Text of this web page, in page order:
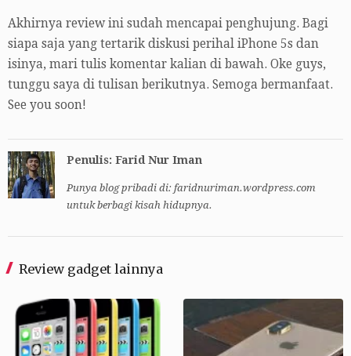
Akhirnya review ini sudah mencapai penghujung. Bagi
siapa saja yang tertarik diskusi perihal iPhone 5s dan
isinya, mari tulis komentar kalian di bawah. Oke guys,
tunggu saya di tulisan berikutnya. Semoga bermanfaat.
See you soon!
Penulis: Farid Nur Iman
Punya blog pribadi di: faridnuriman.wordpress.com
untuk berbagi kisah hidupnya.
Review gadget lainnya